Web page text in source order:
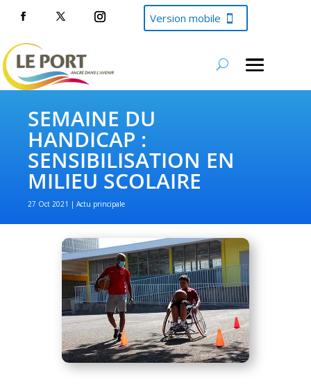
Version mobile
SEMAINE DU
HANDICAP :
SENSIBILISATION EN
MILIEU SCOLAIRE
27 Oct 2021 Actu principale